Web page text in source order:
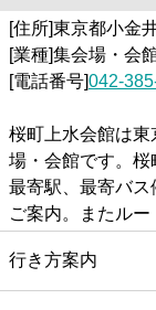
[住所]東京都小金
[業種]集会場・会
[電話番号]042-
桜町上水会館は
場・会館です。桜
最寄駅、最寄バ
ご案内。またルー
行き方案内